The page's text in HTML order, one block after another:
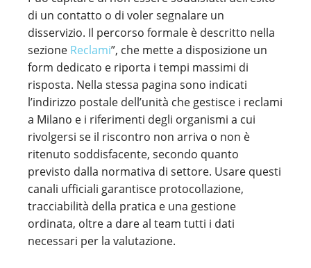
di un contatto o di voler segnalare un
disservizio. Il percorso formale è descritto nella
sezione Reclami”, che mette a disposizione un
form dedicato e riporta i tempi massimi di
risposta. Nella stessa pagina sono indicati
l’indirizzo postale dell’unità che gestisce i reclami
a Milano e i riferimenti degli organismi a cui
rivolgersi se il riscontro non arriva o non è
ritenuto soddisfacente, secondo quanto
previsto dalla normativa di settore. Usare questi
canali ufficiali garantisce protocollazione,
tracciabilità della pratica e una gestione
ordinata, oltre a dare al team tutti i dati
necessari per la valutazione.